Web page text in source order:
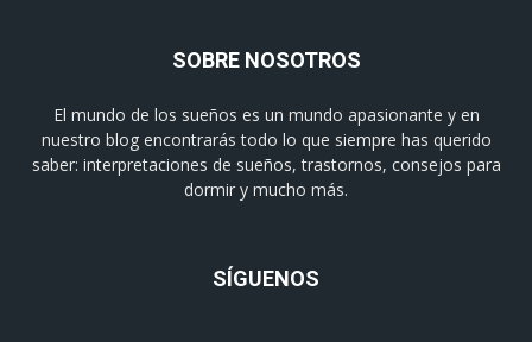
SOBRE NOSOTROS
El mundo de los sueños es un mundo apasionante y en
nuestro blog encontrarás todo lo que siempre has querido
saber: interpretaciones de sueños, trastornos, consejos para
dormir y mucho más.
SÍGUENOS